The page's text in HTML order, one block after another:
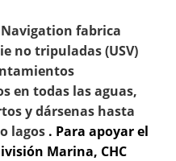
Navigation fabrica
no tripuladas (USV)
en todas las aguas,
y dársenas hasta
lagos . Para apoyar el
Marina, CHC